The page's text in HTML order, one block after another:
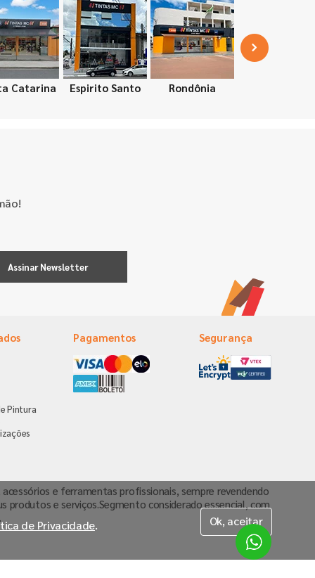
de Privacidade. Ok, aceitar
Catarina Espirito Santo Rondônia
Assinar Newsletter
Pintura
Pagamentos Segurança
e ferramentas profissionais, sempre revendendo
produtos e serviços.Segmento considerado essencial, com